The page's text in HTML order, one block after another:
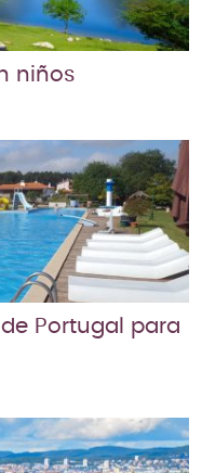
niños
Portugal para